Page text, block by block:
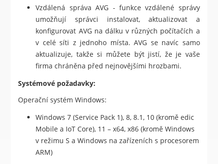
Vzdálená správa AVG - funkce vzdálené správy
umožňují správci instalovat, aktualizovat a
konfigurovat AVG na dálku v různých počítačích a
v celé síti z jednoho místa. AVG se navíc samo
aktualizuje, takže si můžete být jistí, že je vaše
firma chráněna před nejnovějšími hrozbami.
Systémové požadavky:
Operační systém Windows:
Windows 7 (Service Pack 1), 8, 8.1, 10 (kromě edic
Mobile a IoT Core), 11 – x64, x86 (kromě Windows
v režimu S a Windows na zařízeních s procesorem
ARM)